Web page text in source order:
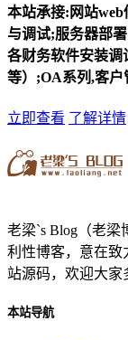
本站承接:网站
与调试;服务器部
各财务软件安装调
等）;OA系列,客户
立即查看 了解详情
老梁`s Blog（老梁
利性博客，意在致
站源码，欢迎大家
本站导航